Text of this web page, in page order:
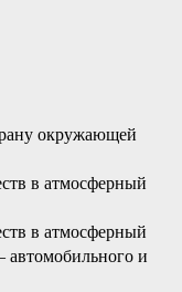
окружающей
в атмосферный
в атмосферный
и